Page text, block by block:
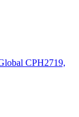
CPH2719,